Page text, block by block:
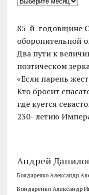
85-й годовщине
оборонительной
Два пути к
поэтическом
«Если парень
Кто бросит
где куется
230- летию
Андрей
Бондаренко Александр
Бондаренко Александр